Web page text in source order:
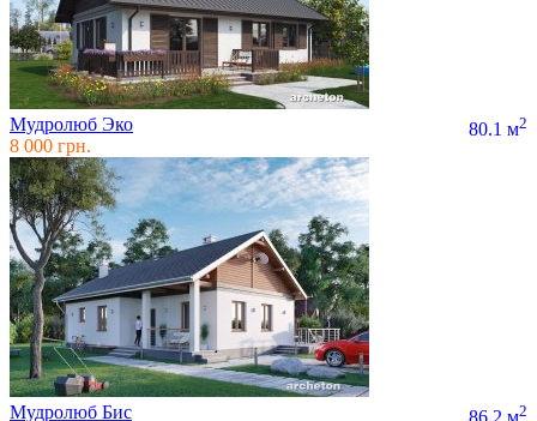
Мудролюб Эко 80.1 м2
8 000 грн.
Мудролюб Бис 2